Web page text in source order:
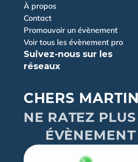
À propos
Contact
Promouvoir un évènement
Voir tous les évènement pro
Suivez-nous sur les
réseaux
CHERS
NE RATEZ